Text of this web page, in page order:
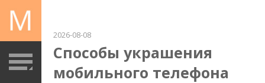
2026-08-08
Способы украшения
мобильного телефона